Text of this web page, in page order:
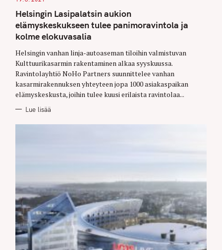
T
G
R
E
Helsingin Lasipalatsin aukion
elämyskeskukseen tulee panimoravintola ja
kolme elokuvasalia
Helsingin vanhan linja-autoaseman tiloihin valmistuvan
Kulttuurikasarmin rakentaminen alkaa syyskuussa.
Ravintolayhtiö NoHo Partners suunnittelee vanhan
kasarmirakennuksen yhteyteen jopa 1000 asiakaspaikan
elämyskeskusta, joihin tulee kuusi erilaista ravintolaa...
Lue lisää